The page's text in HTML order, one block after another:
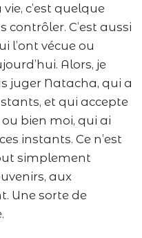
c’est quelque
contrôler. C’est aussi
l’ont vécue ou
Alors, je
juger Natacha, qui a
et qui accepte
bien moi, qui ai
instants. Ce n’est
simplement
aux
Une sorte de